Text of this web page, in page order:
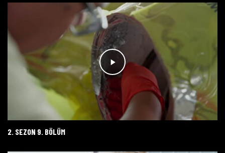
2. SEZON 9. BÖLÜM